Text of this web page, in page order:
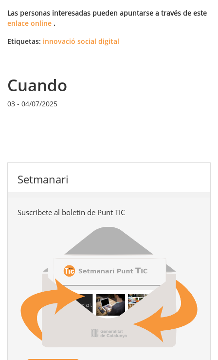
Las personas interesadas pueden apuntarse a través de este
enlace online .
Etiquetas: innovació social digital
Cuando
03 - 04/07/2025
Setmanari
Suscríbete al boletín de Punt TIC